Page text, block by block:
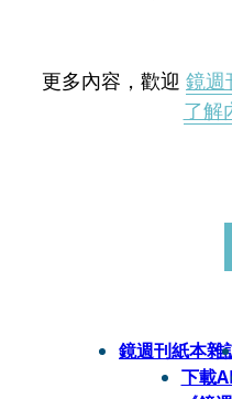
更多內容，歡迎 鏡週
了解
鏡週刊紙本雜
下載